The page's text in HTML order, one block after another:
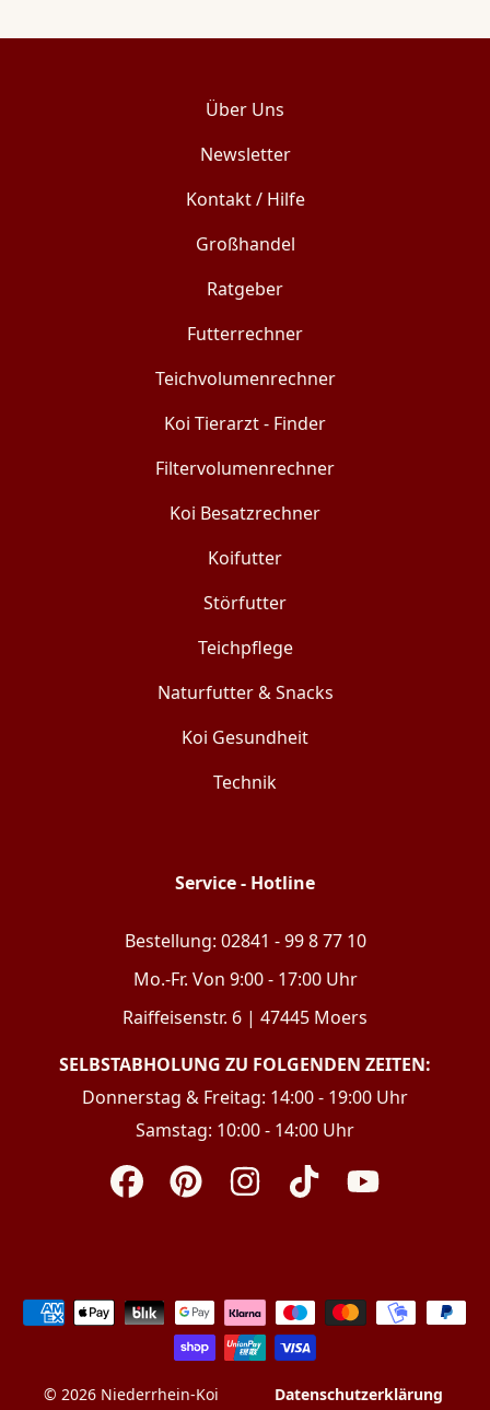
Über Uns
Newsletter
Kontakt / Hilfe
Großhandel
Ratgeber
Futterrechner
Teichvolumenrechner
Koi Tierarzt - Finder
Filtervolumenrechner
Koi Besatzrechner
Koifutter
Störfutter
Teichpflege
Naturfutter & Snacks
Koi Gesundheit
Technik
Service - Hotline
Bestellung: 02841 - 99 8 77 10
Mo.-Fr. Von 9:00 - 17:00 Uhr
Raiffeisenstr. 6 | 47445 Moers
SELBSTABHOLUNG ZU FOLGENDEN ZEITEN:
Donnerstag & Freitag: 14:00 - 19:00 Uhr
Samstag: 10:00 - 14:00 Uhr
FacebookPinterest InstagramTikTok YouTube
Zahlungsarten
© 2026 Niederrhein-Koi
Datenschutzerklärung